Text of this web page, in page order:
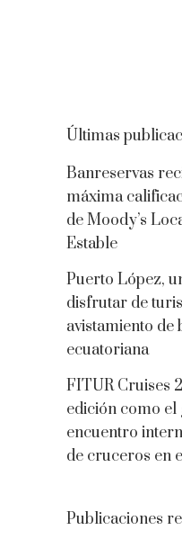
Últimas
Banreservas
máxima
de Moody’s
Estable
Puerto López,
disfrutar de
avistamiento de
ecuatoriana
FITUR Cruises
edición como
encuentro
de cruceros en
Publicaciones